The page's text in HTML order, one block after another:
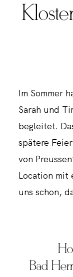
Im Sommer
Sarah und
begleitet.
spätere
von
Location mit
uns schon,
Bad